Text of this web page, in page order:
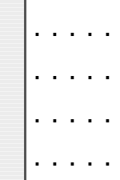
. . . .
. . . .
. . . .
. . . .